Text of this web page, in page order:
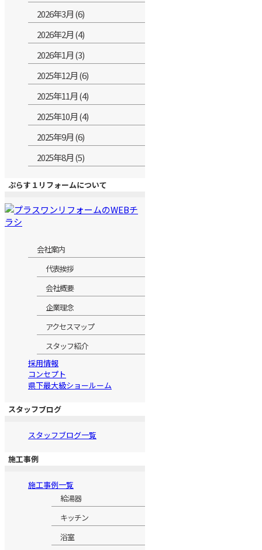
2026年3月 (6)
2026年2月 (4)
2026年1月 (3)
2025年12月 (6)
2025年11月 (4)
2025年10月 (4)
2025年9月 (6)
2025年8月 (5)
ぷらす１リフォームについて
会社案内
代表挨拶
会社概要
企業理念
アクセスマップ
スタッフ紹介
採用情報
コンセプト
県下最大級ショールーム
スタッフブログ
スタッフブログ一覧
施工事例
施工事例一覧
給湯器
キッチン
浴室